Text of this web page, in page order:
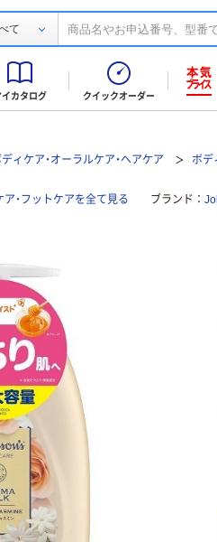
て
イカタログ クイックオーダー
ディケア・オーラルケア・ヘアケア ボデ
・フットケアを全て見る ブランド